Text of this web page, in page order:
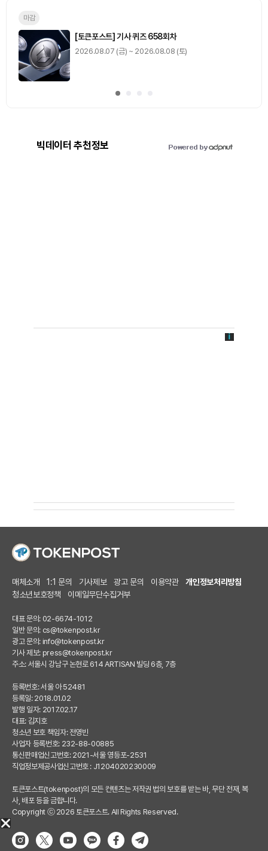
마감
[토큰포스트] 기사 퀴즈 658회차
2026.08.07 (금) ~ 2026.08.08 (토)
빅데이터 추천정보
매체소개 1:1 문의 기사제보 광고 문의 이용약관
개인정보처리방침
청소년보호정책
이메일무단수집거부
대표 문의: 02-6674-1012
일반 문의: cs@tokenpost.kr
광고 문의: info@tokenpost.kr
기사 제보: press@tokenpost.kr
주소: 서울시 강남구 논현로 614 ARTISAN 빌딩 6층, 7층
등록번호: 서울 아 52481
등록일: 2018.01.02
발행 일자: 2017.02.17
대표: 김지호
청소년 보호 책임자: 전영빈
사업자 등록번호: 232-88-00885
통신판매업신고번호: 2021-서울 영등포-2531
직업정보제공사업신고번호 : J1204020230009
토큰포스트(tokenpost)의 모든 컨텐츠는 저작권 법의 보호를 받는 바, 무단 전재, 복
사, 배포 등을 금합니다.
Copyright ⓒ 2026 토큰포스트. All Rights Reserved.